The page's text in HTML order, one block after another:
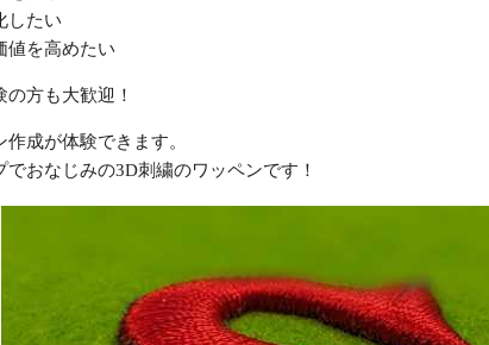
したい
値を高めたい
方も大歓迎！
成が体験できます。
おなじみの3D刺繍のワッペンです！